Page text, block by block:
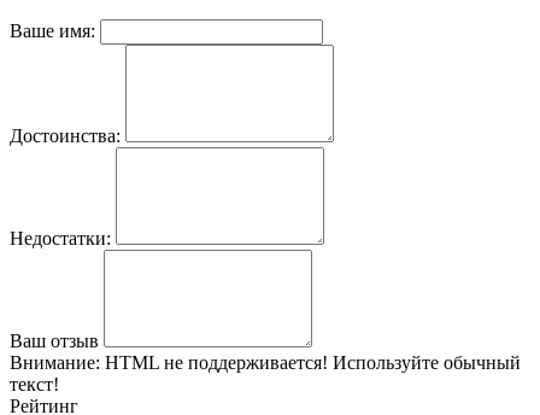
Ваше имя:
Достоинства:
Недостатки:
Ваш отзыв
Внимание: HTML не поддерживается! Используйте обычный
текст!
Рейтинг